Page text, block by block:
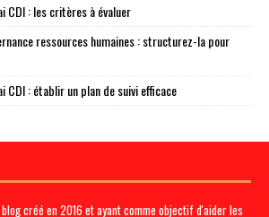
CDI : les critères à évaluer
ressources humaines : structurez-la pour
CDI : établir un plan de suivi efficace
créé en 2016 et ayant comme objectif d'aider les